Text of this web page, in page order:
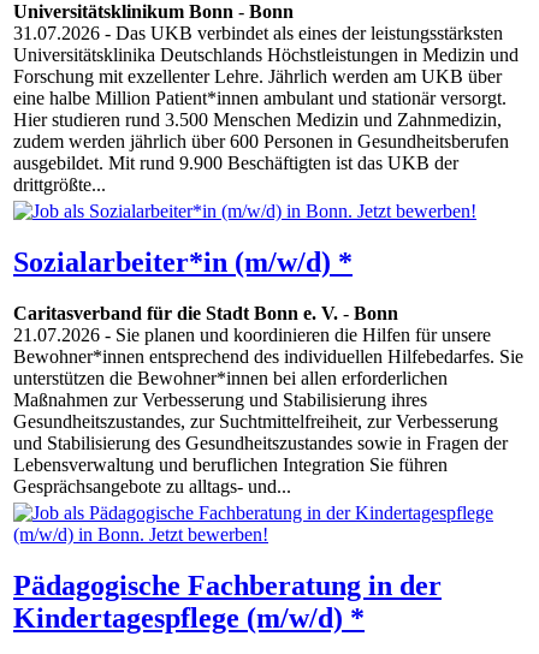
Universitätsklinikum Bonn - Bonn
31.07.2026 - Das UKB verbindet als eines der leistungsstärksten
Universitätsklinika Deutschlands Höchstleistungen in Medizin und
Forschung mit exzellenter Lehre. Jährlich werden am UKB über
eine halbe Million Patient*innen ambulant und stationär versorgt.
Hier studieren rund 3.500 Menschen Medizin und Zahnmedizin,
zudem werden jährlich über 600 Personen in Gesundheitsberufen
ausgebildet. Mit rund 9.900 Beschäftigten ist das UKB der
drittgrößte...
Sozialarbeiter*in (m/w/d) *
Caritasverband für die Stadt Bonn e. V. - Bonn
21.07.2026 - Sie planen und koordinieren die Hilfen für unsere
Bewohner*innen entsprechend des individuellen Hilfebedarfes. Sie
unterstützen die Bewohner*innen bei allen erforderlichen
Maßnahmen zur Verbesserung und Stabilisierung ihres
Gesundheitszustandes, zur Suchtmittelfreiheit, zur Verbesserung
und Stabilisierung des Gesundheitszustandes sowie in Fragen der
Lebensverwaltung und beruflichen Integration Sie führen
Gesprächsangebote zu alltags- und...
Pädagogische Fachberatung in der
Kindertagespflege (m/w/d) *